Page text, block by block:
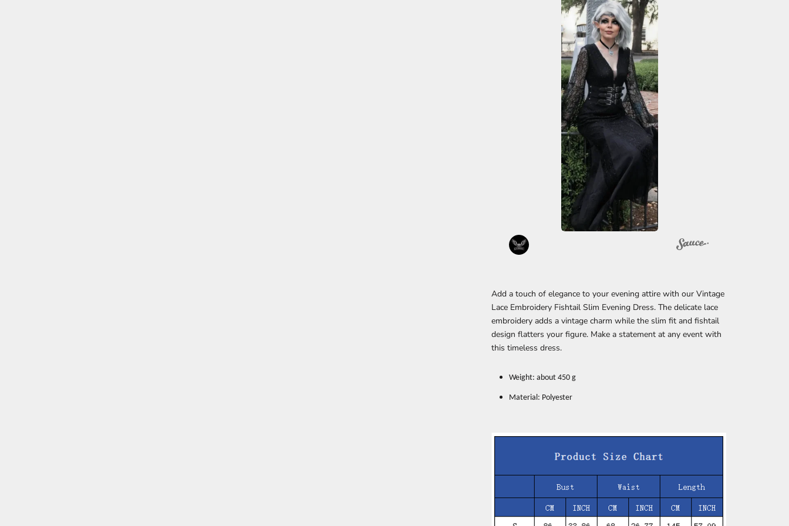
Add a touch of elegance to your evening attire with our Vintage
Lace Embroidery Fishtail Slim Evening Dress. The delicate lace
embroidery adds a vintage charm while the slim fit and fishtail
design flatters your figure. Make a statement at any event with
this timeless dress.
Weight: about 450 g
Material: Polyester